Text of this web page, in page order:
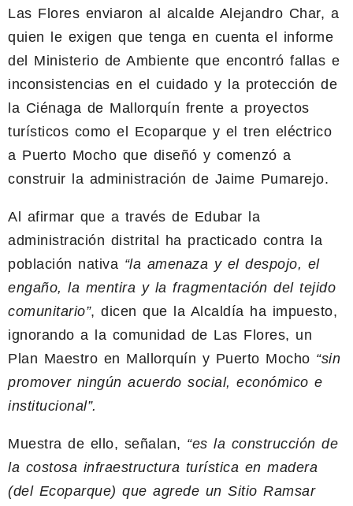
Las Flores enviaron al alcalde Alejandro Char, a
quien le exigen que tenga en cuenta el informe
del Ministerio de Ambiente que encontró fallas e
inconsistencias en el cuidado y la protección de
la Ciénaga de Mallorquín frente a proyectos
turísticos como el Ecoparque y el tren eléctrico
a Puerto Mocho que diseñó y comenzó a
construir la administración de Jaime Pumarejo.
Al afirmar que a través de Edubar la
administración distrital ha practicado contra la
población nativa “la amenaza y el despojo, el
engaño, la mentira y la fragmentación del tejido
comunitario”, dicen que la Alcaldía ha impuesto,
ignorando a la comunidad de Las Flores, un
Plan Maestro en Mallorquín y Puerto Mocho “sin
promover ningún acuerdo social, económico e
institucional”.
Muestra de ello, señalan, “es la construcción de
la costosa infraestructura turística en madera
(del Ecoparque) que agrede un Sitio Ramsar